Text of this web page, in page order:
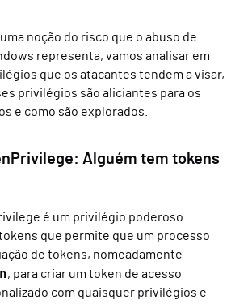
noção do risco que o abuso de
representa, vamos analisar em
que os atacantes tendem a visar,
privilégios são aliciantes para os
e como são explorados.
Alguém tem tokens
é um privilégio poderoso
que permite que um processo
de tokens, nomeadamente
, para criar um token de acesso
com quaisquer privilégios e